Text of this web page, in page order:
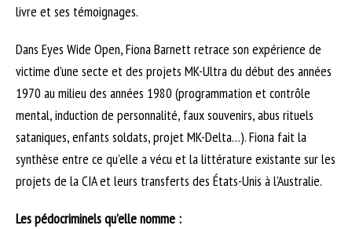
livre et ses témoignages.
Dans Eyes Wide Open, Fiona Barnett retrace son expérience de
victime d’une secte et des projets MK-Ultra du début des années
1970 au milieu des années 1980 (programmation et contrôle
mental, induction de personnalité, faux souvenirs, abus rituels
sataniques, enfants soldats, projet MK-Delta…). Fiona fait la
synthèse entre ce qu’elle a vécu et la littérature existante sur les
projets de la CIA et leurs transferts des États-Unis à l’Australie.
Les pédocriminels qu’elle nomme :